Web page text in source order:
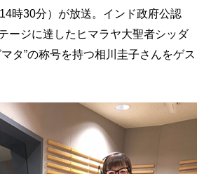
時30分）が放送。インド政府公認
ージに達したヒマラヤ大聖者シッダ
タ”の称号を持つ相川圭子さんをゲス